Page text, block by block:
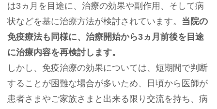
は3ヵ月を目途に、治療の効果や副作用、そして病
状などを基に治療方法が検討されています。 当院の
免疫療法も同様に、治療開始から3ヵ月前後を目途
に治療内容を再検討します。
しかし、免疫治療の効果については、短期間で判断
することが困難な場合が多いため、日頃から医師が
患者さまやご家族さまと出来る限り交流を持ち、病